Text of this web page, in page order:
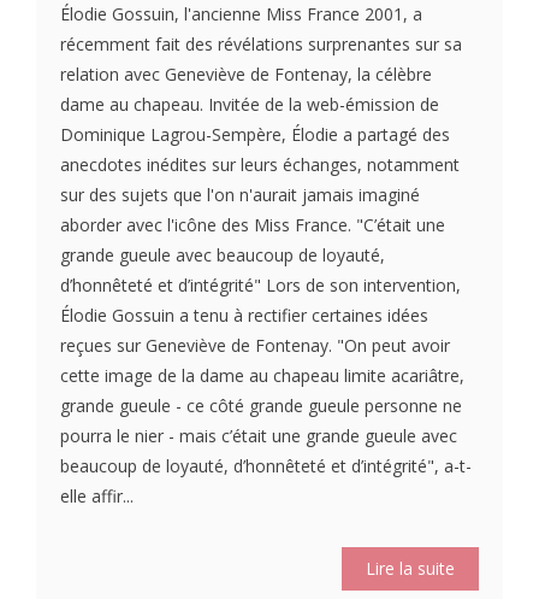
Élodie Gossuin, l'ancienne Miss France 2001, a
récemment fait des révélations surprenantes sur sa
relation avec Geneviève de Fontenay, la célèbre
dame au chapeau. Invitée de la web-émission de
Dominique Lagrou-Sempère, Élodie a partagé des
anecdotes inédites sur leurs échanges, notamment
sur des sujets que l'on n'aurait jamais imaginé
aborder avec l'icône des Miss France. "C’était une
grande gueule avec beaucoup de loyauté,
d’honnêteté et d’intégrité" Lors de son intervention,
Élodie Gossuin a tenu à rectifier certaines idées
reçues sur Geneviève de Fontenay. "On peut avoir
cette image de la dame au chapeau limite acariâtre,
grande gueule - ce côté grande gueule personne ne
pourra le nier - mais c’était une grande gueule avec
beaucoup de loyauté, d’honnêteté et d’intégrité", a-t-
elle affir...
Lire la suite